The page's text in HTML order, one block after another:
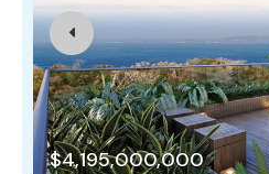
$4,195,000,000